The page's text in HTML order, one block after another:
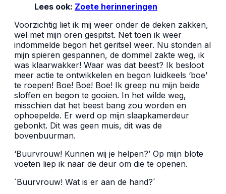
Lees ook: Zoete herinneringen
Voorzichtig liet ik mij weer onder de deken zakken,
wel met mijn oren gespitst. Net toen ik weer
indommelde begon het geritsel weer. Nu stonden al
mijn spieren gespannen, de dommel zakte weg, ik
was klaarwakker! Waar was dat beest? Ik besloot
meer actie te ontwikkelen en begon luidkeels ‘boe’
te roepen! Boe! Boe! Boe! Ik greep nu mijn beide
sloffen en begon te gooien. In het wilde weg,
misschien dat het beest bang zou worden en
ophoepelde. Er werd op mijn slaapkamerdeur
gebonkt. Dit was geen muis, dit was de
bovenbuurman.
‘Buurvrouw! Kunnen wij je helpen?’ Op mijn blote
voeten liep ik naar de deur om die te openen.
´Buurvrouw! Wat is er aan de hand?´